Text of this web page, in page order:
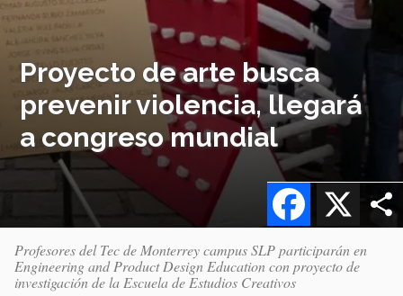
Proyecto de arte busca
prevenir violencia, llegará
a congreso mundial
X
Facebook
Profesores del Tec de Monterrey campus SLP participarán en
Engineering and Product Design Education con proyecto de
investigación de la Escuela de Estudios Creativos